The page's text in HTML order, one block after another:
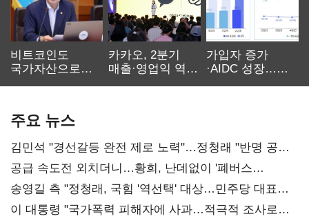
비트코인도
국가자산으로…'
카카오, 2분기
매출·영업익 역대
가입자 증가
·AIDC 성장…
주요 뉴스
김민석 "경선갈등 완전 제로 노력"…정청래 "반명 공세
사과부터"
공급 속도전 외치더니…황희, 난데없이 '폐버스
리모델링' 제안
송영길 측 "정청래, 국힘 '역선택' 대상…민주당 대표로
총선 지휘 못해"
이 대통령 "국가폭력 피해자에 사과…적극적 조사로